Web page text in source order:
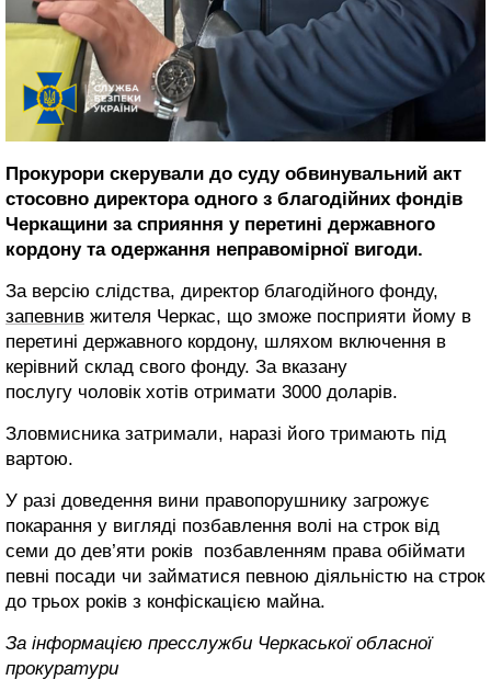
Прокурори скерували до суду обвинувальний акт
стосовно директора одного з благодійних фондів
Черкащини за сприяння у перетині державного
кордону та одержання неправомірної вигоди.
За версію слідства, директор благодійного фонду,
запевнив жителя Черкас, що зможе посприяти йому в
перетині державного кордону, шляхом включення в
керівний склад свого фонду. За вказану
послугу чоловік хотів отримати 3000 доларів.
Зловмисника затримали, наразі його тримають під
вартою.
У разі доведення вини правопорушнику загрожує
покарання у вигляді позбавлення волі на строк від
семи до дев’яти років позбавленням права обіймати
певні посади чи займатися певною діяльністю на строк
до трьох років з конфіскацією майна.
За інформацією пресслужби Черкаської обласної
прокуратури